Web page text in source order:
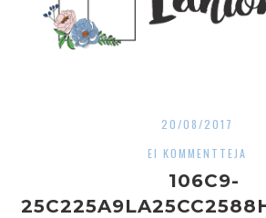
20/08/2017
EI KOMMENTTEJA
106C9-